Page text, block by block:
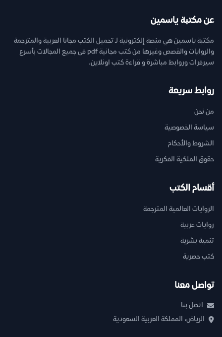
عن مكتبة ياسمين
مكتبة ياسمين هي منصة إلكترونية لـ تحميل الكتب مجانا العربية والمترجمة
والروايات والقصص وغيرها من كتب مجانية pdf فى جميع المجالات بأسرع
سيرفرات وروابط مباشرة و قراءة كتب اونلاين.
روابط سريعة
من نحن
سياسة الخصوصية
الشروط والأحكام
حقوق الملكية الفكرية
أقسام الكتب
الروايات العالمية المترجمة
روايات عربية
تنمية بشرية
كتب حصرية
تواصل معنا
اتصل بنا
الرياض، المملكة العربية السعودية